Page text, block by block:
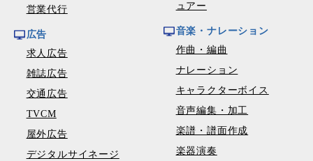
営業代行
広告
求人広告
雑誌広告
交通広告
TVCM
屋外広告
デジタルサイネージ
ュアー
音楽・ナレーション
作曲・編曲
ナレーション
キャラクターボイス
音声編集・加工
楽譜・譜面作成
楽器演奏